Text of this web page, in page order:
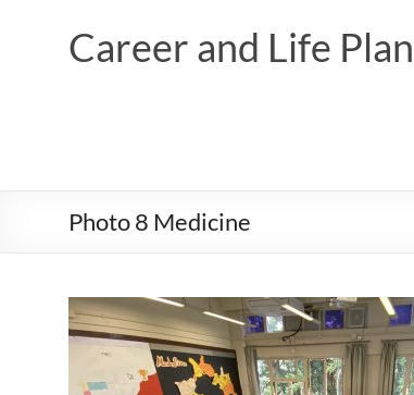
Career and Life
Photo 8 Medicine